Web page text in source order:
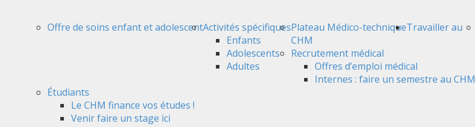
Offre de soins enfant et adolescentActivités spécifiques
Enfants
Adolescents
Adultes
Plateau Médico-techniqueTravailler au
CHM
Recrutement médical
Offres d’emploi médical
Internes : faire un semestre au CHM
Étudiants
Le CHM finance vos études !
Venir faire un stage ici